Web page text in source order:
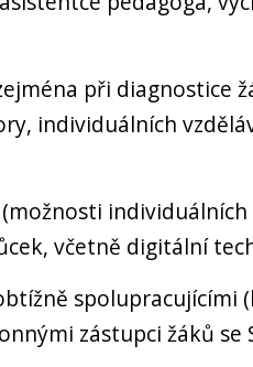
při diagnostice
individuálních
včetně digitální
spolupracujícími
zástupci žáků se